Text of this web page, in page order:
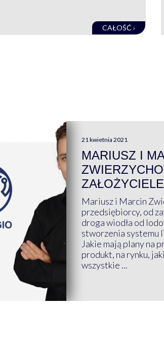
CAŁOŚĆ ›
21 kwietnia 2021
MARIUSZ I
Mariusz i Marcin
przedsiębiorcy, od
droga wiodła od
stworzenia systemu
Jakie mają plany na
produkt, na rynku,
wszystkie ...